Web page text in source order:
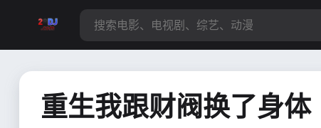
重生我跟财阀换了身体